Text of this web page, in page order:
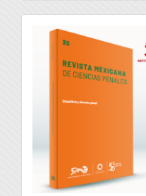
convocatoria